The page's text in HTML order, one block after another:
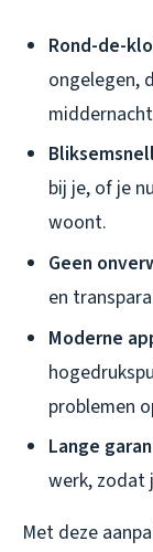
Rond-de-
ongelegen,
bij je, of je
woont.
Geen
en
Moderne
problemen
Lange
werk, zodat
Met deze